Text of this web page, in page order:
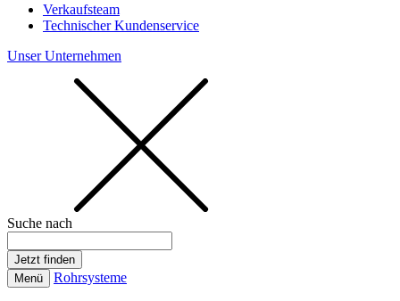
Verkaufsteam
Technischer Kundenservice
Unser Unternehmen
Suche nach
Menü Rohrsysteme